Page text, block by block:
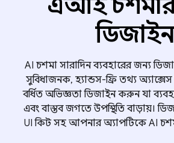
ডিজাইন
AI চশমা সারাদিন ব্যবহারের জন্য
সুবিধাজনক, হ্যান্ডস-ফ্রি তথ্য অ্যাক্সেস
বর্ধিত অভিজ্ঞতা ডিজাইন করুন যা
এবং বাস্তব জগতে উপস্থিতি বাড়ায়।
UI কিট সহ আপনার অ্যাপটিকে AI